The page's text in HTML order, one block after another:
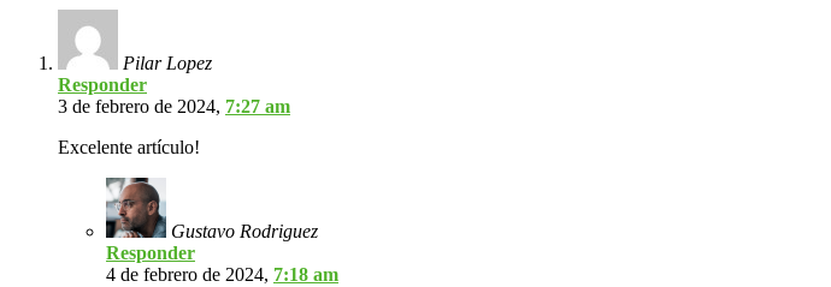
Pilar Lopez
Responder
3 de febrero de 2024, 7:27 am
Excelente artículo!
Gustavo Rodriguez
Responder
4 de febrero de 2024, 7:18 am